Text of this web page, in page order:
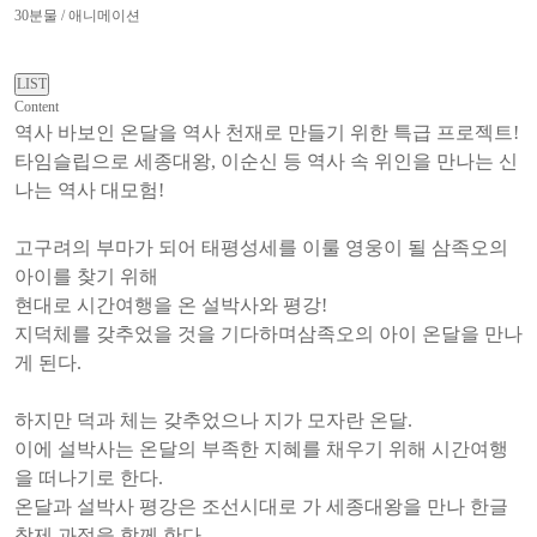
30분물 / 애니메이션
Content
역사 바보인 온달을 역사 천재로 만들기 위한 특급 프로젝트!
타임슬립으로 세종대왕, 이순신 등 역사 속 위인을 만나는 신
나는 역사 대모험!
고구려의 부마가 되어 태평성세를 이룰 영웅이 될 삼족오의
아이를 찾기 위해
현대로 시간여행을 온 설박사와 평강!
지덕체를 갖추었을 것을 기다하며삼족오의 아이 온달을 만나
게 된다.
하지만 덕과 체는 갖추었으나 지가 모자란 온달.
이에 설박사는 온달의 부족한 지혜를 채우기 위해 시간여행
을 떠나기로 한다.
온달과 설박사 평강은 조선시대로 가 세종대왕을 만나 한글